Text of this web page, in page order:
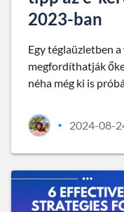
2023-ban
Egy téglaüzletben
megfordíthatják
néha még ki is
• 2024-08-